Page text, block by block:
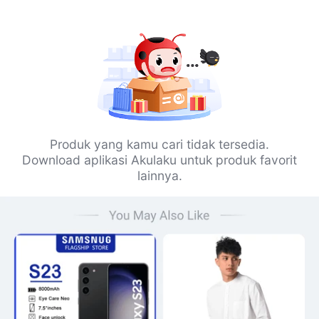
Produk yang kamu cari tidak tersedia.
Download aplikasi Akulaku untuk produk favorit
lainnya.